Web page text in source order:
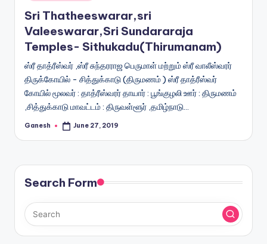
Sri Thatheeswarar,sri
Valeeswarar,Sri Sundararaja
Temples- Sithukadu(Thirumanam)
ஸ்ரீ தாத்ரீஸ்வர் ,ஸ்ரீ சுந்தரராஜ பெருமாள் மற்றும் ஸ்ரீ வாலீஸ்வரர்
திருக்கோயில் - சித்துக்காடு (திருமணம் ) ஸ்ரீ தாத்ரீஸ்வர்
கோயில் மூலவர் : தாத்ரீஸ்வரர் தாயார் : பூங்குழலி ஊர் : திருமணம்
,சித்துக்காடு மாவட்டம் : திருவள்ளூர் ,தமிழ்நாடு…
Posted
Ganesh June 27, 2019
Search Form